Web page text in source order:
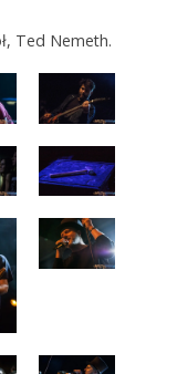
Ted Nemeth.